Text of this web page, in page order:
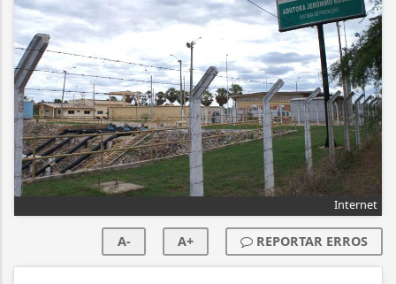
Internet
A- A+ REPORTAR ERROS